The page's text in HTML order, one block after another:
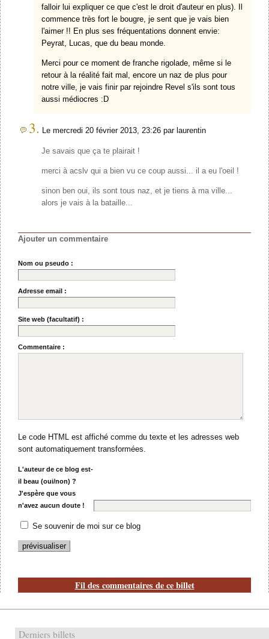
falloir lui expliquer ce que c'est le droit d'auteur en plus). Il
commence très fort le bougre, je sent que je vais bien
l'aimer !! En plus ses fréquentations donnent envie:
Peyrat, Lucas, que du beau monde.
Merci pour ce moment de franche rigolade, même si le
retour à la réalité fait mal, encore un naz de plus pour
notre ville, je vais finir par rejoindre Revel s'ils sont tous
aussi médiocres :D
3. Le mercredi 20 février 2013, 23:26 par laurentin
Je savais que ça te plairait !
merci à acslv qui a bien vu ce coup aussi... il a eu l'oeil !
sinon ben oui, ils sont tous naz, et je tiens à ma ville...
alors je vais à la bataille...
Ajouter un commentaire
Nom ou pseudo :
Adresse email :
Site web (facultatif) :
Commentaire :
Le code HTML est affiché comme du texte et les adresses web
sont automatiquement transformées.
L'auteur de ce blog est-
il beau (oui/non) ?
J'espère que vous
n'avez aucun doute !
Se souvenir de moi sur ce blog
Fil des commentaires de ce billet
Derniers billets